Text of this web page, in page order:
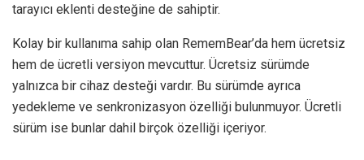
tarayıcı eklenti desteğine de sahiptir.
Kolay bir kullanıma sahip olan RememBear’da hem ücretsiz
hem de ücretli versiyon mevcuttur. Ücretsiz sürümde
yalnızca bir cihaz desteği vardır. Bu sürümde ayrıca
yedekleme ve senkronizasyon özelliği bulunmuyor. Ücretli
sürüm ise bunlar dahil birçok özelliği içeriyor.